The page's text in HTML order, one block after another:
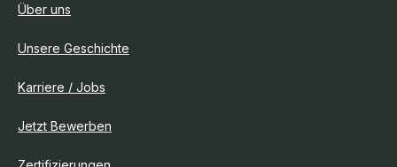
Über uns
Unsere Geschichte
Karriere / Jobs
Jetzt Bewerben